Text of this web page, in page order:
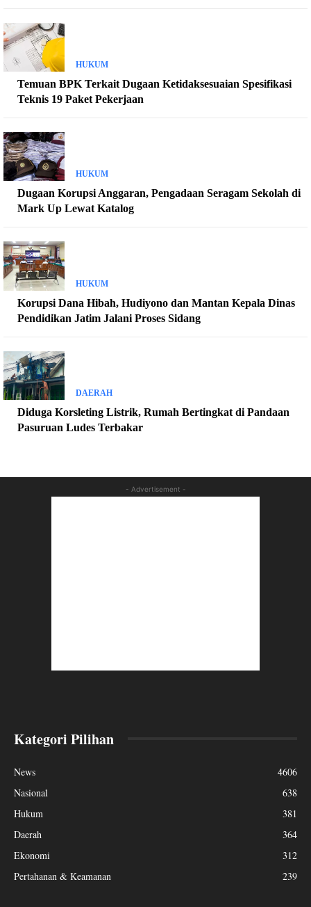
HUKUM
Temuan BPK Terkait Dugaan Ketidaksesuaian Spesifikasi
Teknis 19 Paket Pekerjaan
HUKUM
Dugaan Korupsi Anggaran, Pengadaan Seragam Sekolah di
Mark Up Lewat Katalog
HUKUM
Korupsi Dana Hibah, Hudiyono dan Mantan Kepala Dinas
Pendidikan Jatim Jalani Proses Sidang
DAERAH
Diduga Korsleting Listrik, Rumah Bertingkat di Pandaan
Pasuruan Ludes Terbakar
- Advertisement -
Kategori Pilihan
News
4606
Nasional
638
Hukum
381
Daerah
364
Ekonomi
312
Pertahanan & Keamanan
239